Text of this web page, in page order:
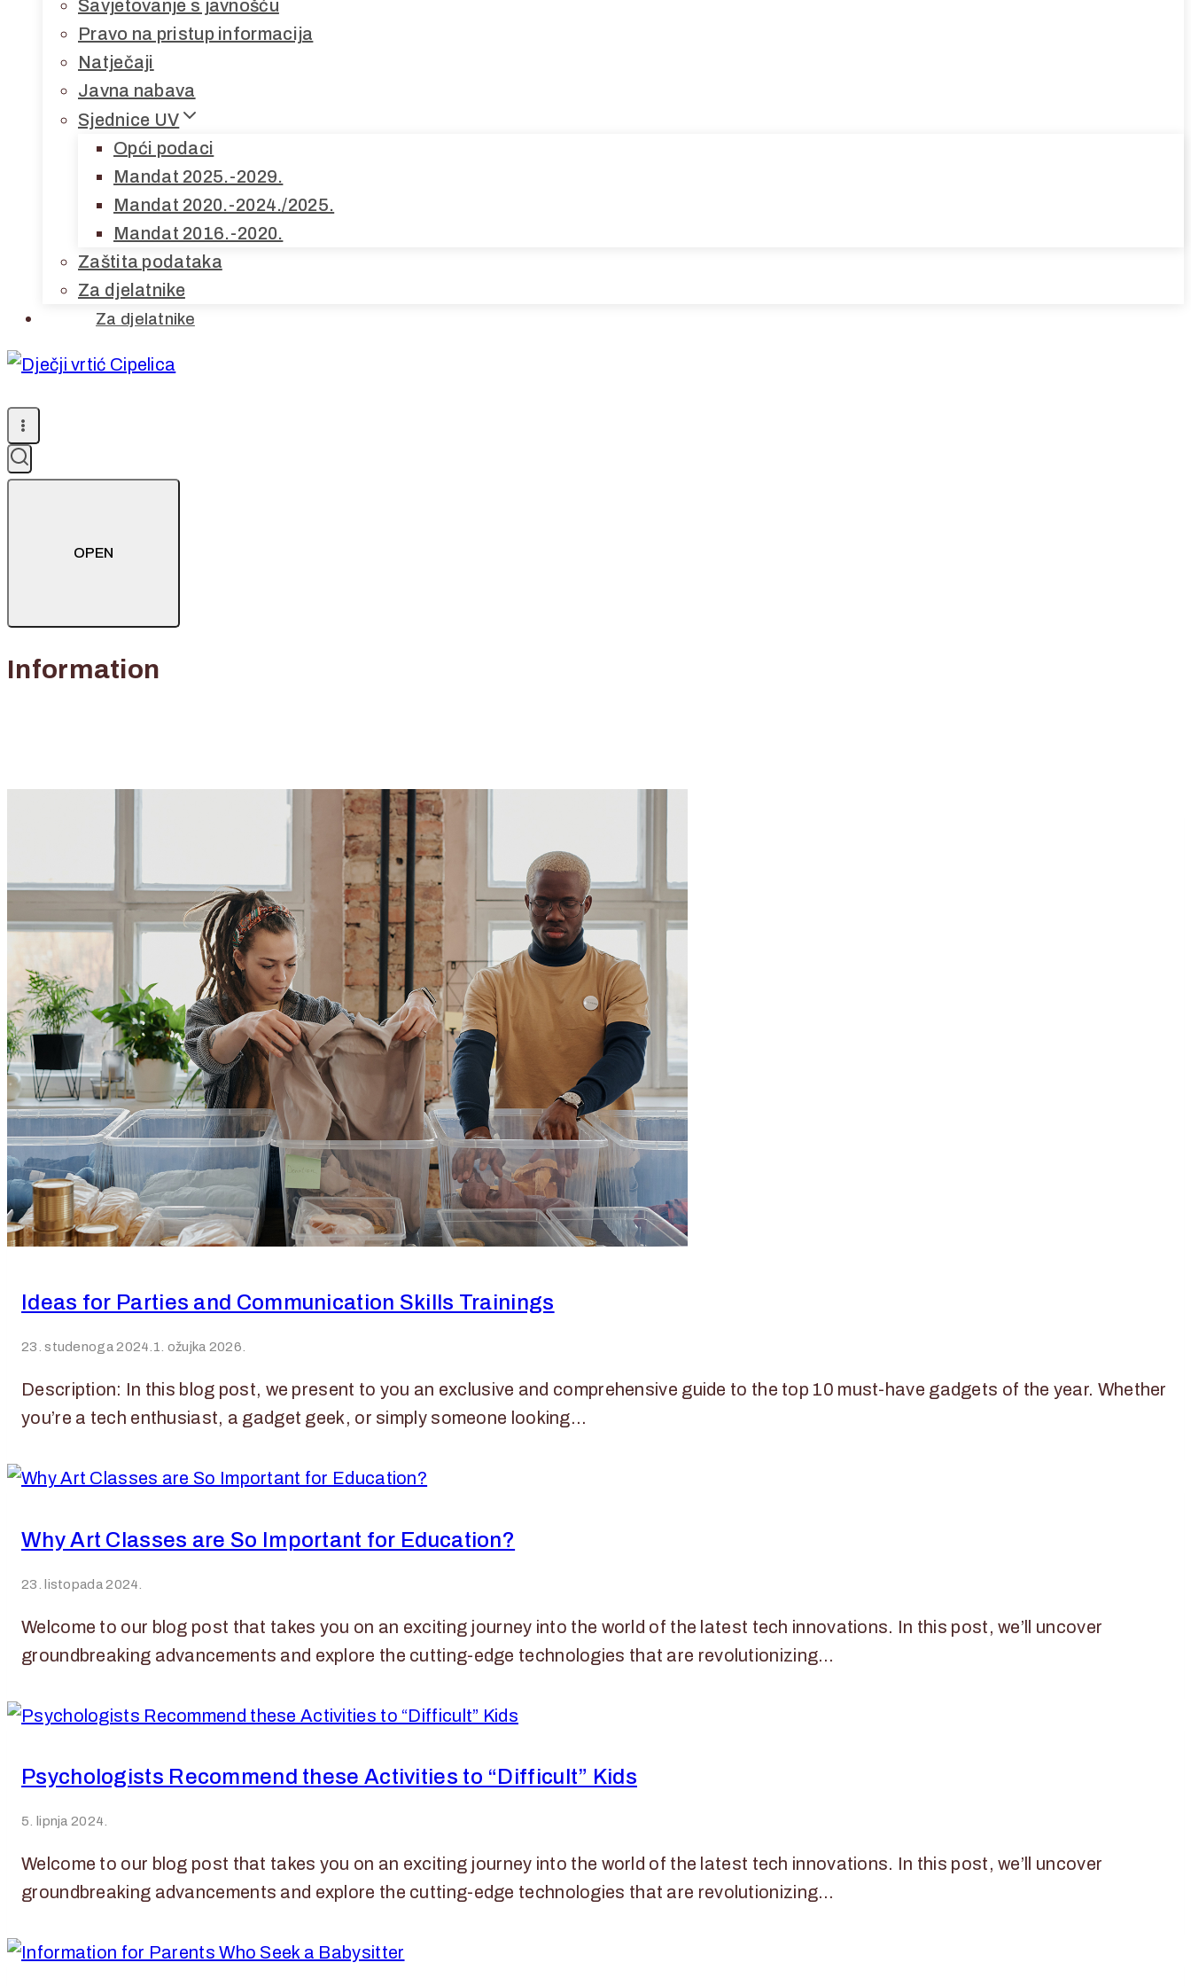
Savjetovanje s javnošću
Pravo na pristup informacija
Natječaji
Javna nabava
Sjednice UV
Opći podaci
Mandat 2025.-2029.
Mandat 2020.-2024./2025.
Mandat 2016.-2020.
Zaštita podataka
Za djelatnike
Za djelatnike
OPEN
Information
Ideas for Parties and Communication Skills Trainings
23. studenoga 2024. 1. ožujka 2026.
Description: In this blog post, we present to you an exclusive and comprehensive guide to the top 10 must-have gadgets of the year. Whether
you’re a tech enthusiast, a gadget geek, or simply someone looking…
Why Art Classes are So Important for Education?
23. listopada 2024.
Welcome to our blog post that takes you on an exciting journey into the world of the latest tech innovations. In this post, we’ll uncover
groundbreaking advancements and explore the cutting-edge technologies that are revolutionizing…
Psychologists Recommend these Activities to “Difficult” Kids
5. lipnja 2024.
Welcome to our blog post that takes you on an exciting journey into the world of the latest tech innovations. In this post, we’ll uncover
groundbreaking advancements and explore the cutting-edge technologies that are revolutionizing…